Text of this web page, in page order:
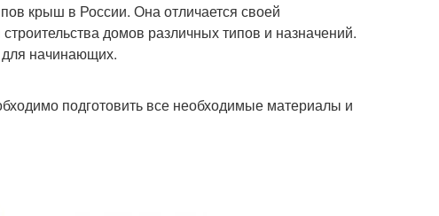
крыш в России. Она отличается своей
домов различных типов и назначений.
для начинающих.
подготовить все необходимые материалы и